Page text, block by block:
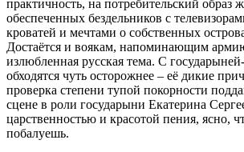
практичность, на потребительский образ
обеспеченных бездельников с
кроватей и мечтами о собственных
Достаётся и воякам, напоминающим
излюбленная русская тема. С
обходятся чуть осторожнее – её дикие
проверка степени тупой покорности
сцене в роли государыни Екатерина
царственностью и красотой пения, ясно,
побалуешь.